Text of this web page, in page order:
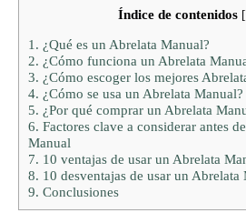
Índice de contenidos [
1. ¿Qué es un Abrelata Manual?
2. ¿Cómo funciona un Abrelata
3. ¿Cómo escoger los mejores
4. ¿Cómo se usa un Abrelata Manual?
5. ¿Por qué comprar un Abrelata
6. Factores clave a considerar antes
Manual
7. 10 ventajas de usar un Abrelata
8. 10 desventajas de usar un Abrelata
9. Conclusiones